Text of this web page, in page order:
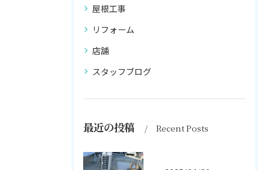
屋根工事
リフォーム
店舗
スタッフブログ
最近の投稿 Recent Posts